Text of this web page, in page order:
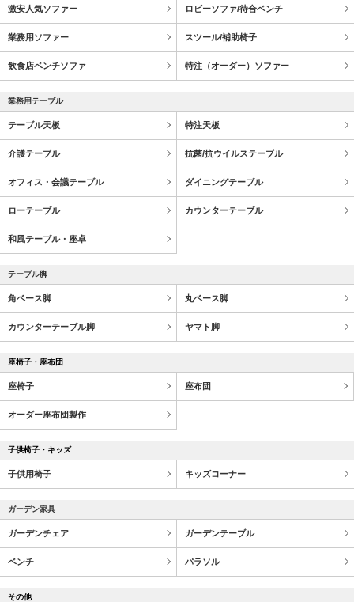
激安人気ソファー ロビーソファ/待合ベンチ
業務用ソファー スツール/補助椅子
飲食店ベンチソファ 特注（オーダー）ソファー
業務用テーブル
テーブル天板 特注天板
介護テーブル 抗菌/抗ウイルステーブル
オフィス・会議テーブル ダイニングテーブル
ローテーブル カウンターテーブル
和風テーブル・座卓
テーブル脚
角ベース脚 丸ベース脚
カウンターテーブル脚 ヤマト脚
座椅子・座布団
座椅子 座布団
オーダー座布団製作
子供椅子・キッズ
子供用椅子 キッズコーナー
ガーデン家具
ガーデンチェア ガーデンテーブル
ベンチ パラソル
その他